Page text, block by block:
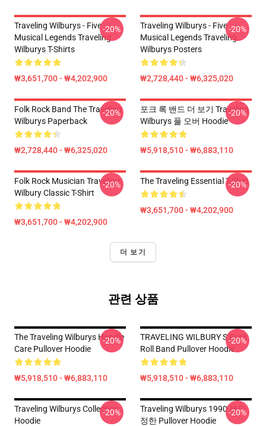
Traveling Wilburys - Five
Musical Legends Traveling
Wilburys T-Shirts
₩3,651,700 - ₩4,202,900
-20%
Traveling Wilburys - Five
Musical Legends Traveling
Wilburys Posters
₩2,728,440 - ₩6,325,020
-20%
Folk Rock Band The Traveling
Wilburys Paperback
₩2,728,440 - ₩6,325,020
-20%
포크 록 밴드 더 보기 Traveling
Wilburys 풀 오버 Hoodie
₩5,918,510 - ₩6,883,110
-20%
Folk Rock Musician Traveling
Wilbury Classic T-Shirt
₩3,651,700 - ₩4,202,900
-20% The Traveling Essential T-Shirt
₩3,651,700 - ₩4,202,900
-20%
더 보기
관련 상품
The Traveling Wilburys Handle
Care Pullover Hoodie
₩5,918,510 - ₩6,883,110
-20%
TRAVELING WILBURY S Rock
Roll Band Pullover Hoodie
₩5,918,510 - ₩6,883,110
-20%
Traveling Wilburys Collection
Hoodie
-20%
Traveling Wilburys 1990 불안
정한 Pullover Hoodie
-20%